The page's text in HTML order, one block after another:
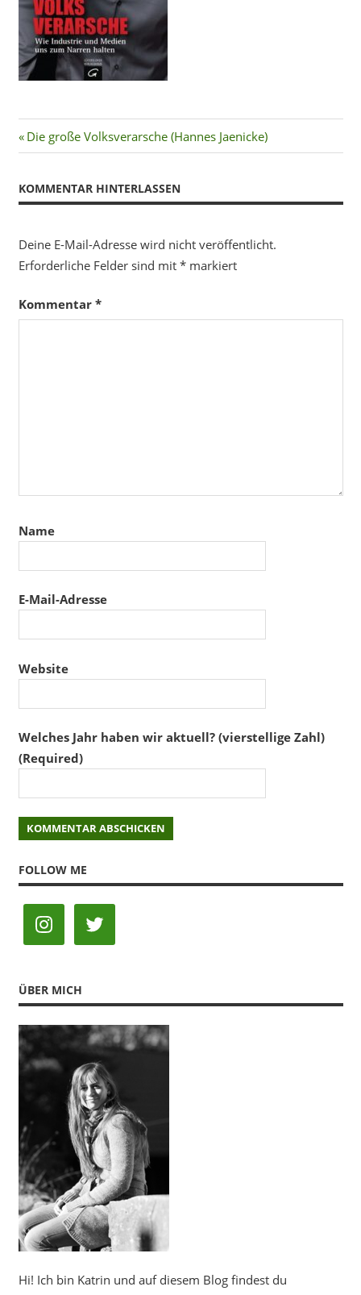
Beitragsnavigation
Vorheriger
Beitrag:
Die große Volksverarsche (Hannes Jaenicke)
KOMMENTAR HINTERLASSEN
Deine E-Mail-Adresse wird nicht veröffentlicht.
Erforderliche Felder sind mit *markiert
Kommentar *
Name
E-Mail-Adresse
Website
Welches Jahr haben wir aktuell? (vierstellige Zahl)
(Required)
FOLLOW ME
ÜBER MICH
Hi! Ich bin Katrin und auf diesem Blog findest du